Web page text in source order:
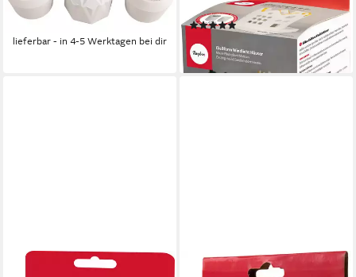
Tröpfchen, 3 Stück
lieferbar - in 4-5 Werktagen bei dir
Häuser, 11,2x8cm
(1)
lieferbar - in 4-5 Werktagen bei dir
RAYHER